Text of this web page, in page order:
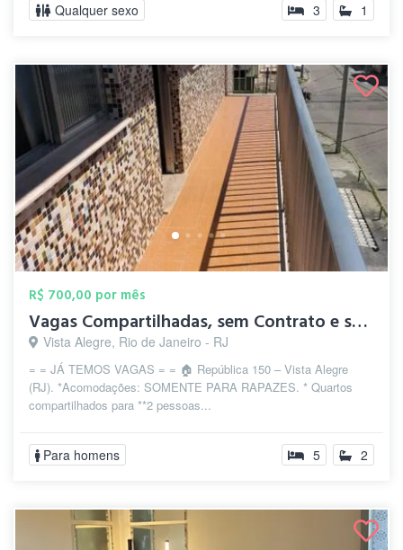
Qualquer sexo 3 1
R$ 700,00 por mês
Vagas Compartilhadas, sem Contrato e sem...
Vista Alegre, Rio de Janeiro - RJ
= = JÁ TEMOS VAGAS = = 🏠 República 150 – Vista Alegre
(RJ). *Acomodações: SOMENTE PARA RAPAZES. * Quartos
compartilhados para **2 pessoas...
Para homens 5 2